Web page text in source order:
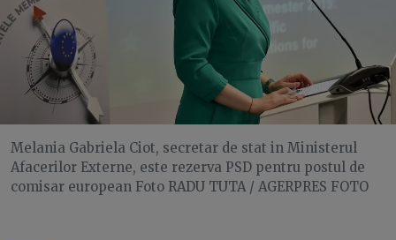
Melania Gabriela Ciot, secretar de stat in Ministerul
Afacerilor Externe, este rezerva PSD pentru postul de
comisar european Foto RADU TUTA / AGERPRES FOTO